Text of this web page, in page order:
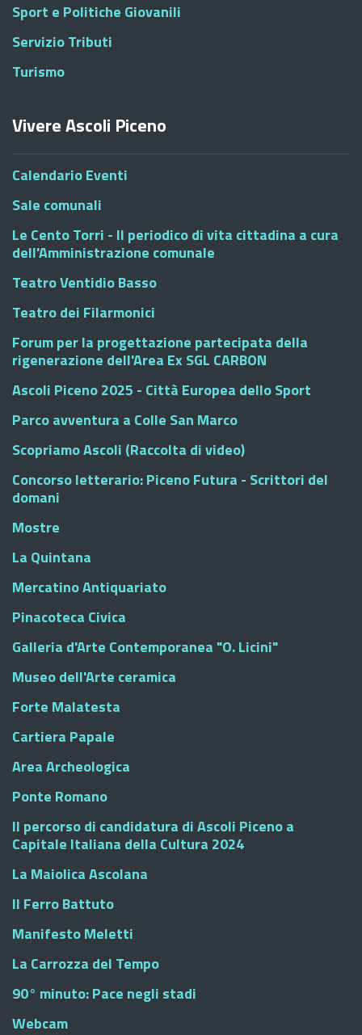
Sport e Politiche Giovanili
Servizio Tributi
Turismo
Vivere Ascoli Piceno
Calendario Eventi
Sale comunali
Le Cento Torri - Il periodico di vita cittadina a cura
dell'Amministrazione comunale
Teatro Ventidio Basso
Teatro dei Filarmonici
Forum per la progettazione partecipata della
rigenerazione dell'Area Ex SGL CARBON
Ascoli Piceno 2025 - Città Europea dello Sport
Parco avventura a Colle San Marco
Scopriamo Ascoli (Raccolta di video)
Concorso letterario: Piceno Futura - Scrittori del
domani
Mostre
La Quintana
Mercatino Antiquariato
Pinacoteca Civica
Galleria d'Arte Contemporanea "O. Licini"
Museo dell'Arte ceramica
Forte Malatesta
Cartiera Papale
Area Archeologica
Ponte Romano
Il percorso di candidatura di Ascoli Piceno a
Capitale Italiana della Cultura 2024
La Maiolica Ascolana
Il Ferro Battuto
Manifesto Meletti
La Carrozza del Tempo
90° minuto: Pace negli stadi
Webcam